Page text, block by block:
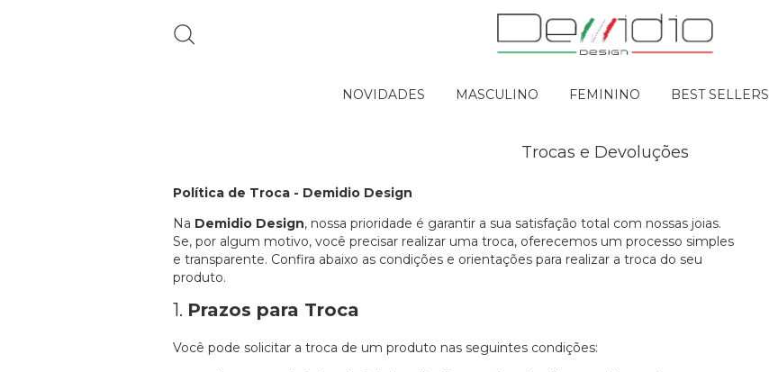
NOVIDADES MASCULINO FEMININO BEST SELLERS
Trocas e Devoluções
Política de Troca - Demidio Design
Na Demidio Design, nossa prioridade é garantir a sua satisfação total com nossas joias.
Se, por algum motivo, você precisar realizar uma troca, oferecemos um processo simples
e transparente. Confira abaixo as condições e orientações para realizar a troca do seu
produto.
1. Prazos para Troca
Você pode solicitar a troca de um produto nas seguintes condições: